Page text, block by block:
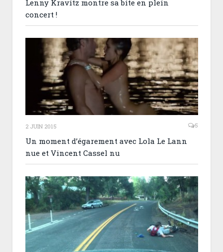
Lenny Kravitz montre sa bite en plein
concert !
2 JUIN 2015 5
Un moment d’égarement avec Lola Le Lann
nue et Vincent Cassel nu